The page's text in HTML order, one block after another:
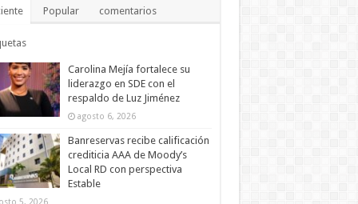
Popular comentarios
Carolina Mejía fortalece su
liderazgo en SDE con el
respaldo de Luz Jiménez
agosto 6, 2026
Banreservas recibe calificación
crediticia AAA de Moody’s
Local RD con perspectiva
Estable
5, 2026